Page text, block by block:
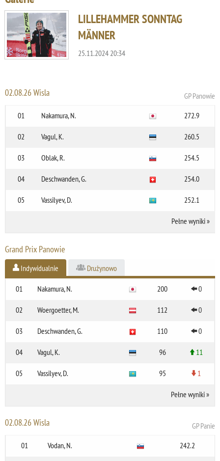
LILLEHAMMER SONNTAG
MÄNNER
25.11.2024 20:34
02.08.26 Wisla
GP Panowie
01
Nakamura, N. 272.9
02 Vagul, K. 260.5
03 Oblak, R. 254.5
04 Deschwanden, G. 254.0
05 Vassilyev, D. 252.1
Pełne wyniki»
Grand Prix Panowie
Indywidualnie Drużynowo
01 Nakamura, N. 200 0
02 Woergoetter, M. 112 0
03 Deschwanden, G. 110 0
04 Vagul, K. 96 11
05 Vassilyev, D. 95 1
Pełne wyniki»
02.08.26 Wisla
GP Panie
01
Vodan, N. 242.2